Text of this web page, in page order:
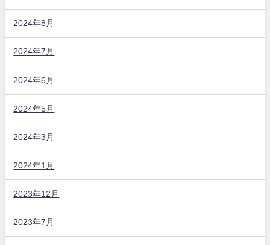
2024年8月
2024年7月
2024年6月
2024年5月
2024年3月
2024年1月
2023年12月
2023年7月